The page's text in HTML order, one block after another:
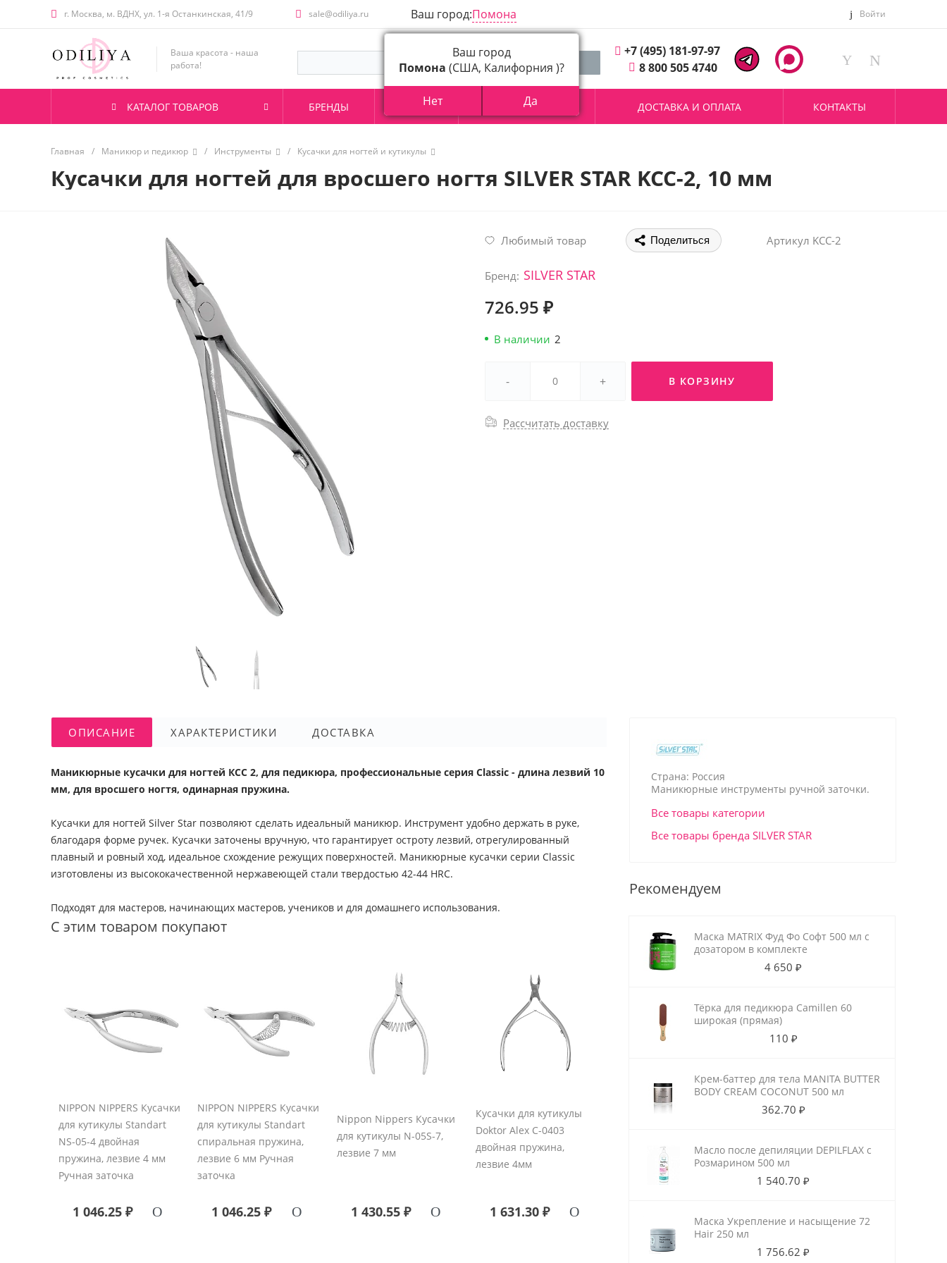
г. Москва, м. ВДНХ, ул. 1-я Останкинская, 41/9 sale@odiliya.ru Ваш город:Помона Войти
Ваша красота - наша
работа!
+7 (495) 181-97-97
8 800 505 4740
КАТАЛОГ ТОВАРОВ БРЕНДЫ АКЦИИ О КОМПАНИИ ДОСТАВКА И ОПЛАТА КОНТАКТЫ
Главная / Маникюр и педикюр / Инструменты / Кусачки для ногтей и кутикулы
Кусачки для ногтей для вросшего ногтя SILVER STAR KCC-2, 10 мм
Любимый товар Поделиться Артикул KCC-2
Бренд: SILVER STAR
726.95 ₽
В наличии 2
- + В КОРЗИНУ
Рассчитать доставку
ОПИСАНИЕ ХАРАКТЕРИСТИКИ ДОСТАВКА
Маникюрные кусачки для ногтей КСС 2, для педикюра, профессиональные серия Classic - длина лезвий 10
мм, для вросшего ногтя, одинарная пружина.
Кусачки для ногтей Silver Star позволяют сделать идеальный маникюр. Инструмент удобно держать в руке,
благодаря форме ручек. Кусачки заточены вручную, что гарантирует остроту лезвий, отрегулированный
плавный и ровный ход, идеальное схождение режущих поверхностей. Маникюрные кусачки серии Classic
изготовлены из высококачественной нержавеющей стали твердостью 42-44 HRC.
Подходят для мастеров, начинающих мастеров, учеников и для домашнего использования.
С этим товаром покупают
NIPPON NIPPERS Кусачки
для кутикулы Standart
NS-05-4 двойная
пружина, лезвие 4 мм
Ручная заточка
1 046.25 ₽
NIPPON NIPPERS Кусачки
для кутикулы Standart
спиральная пружина,
лезвие 6 мм Ручная
заточка
1 046.25 ₽
Nippon Nippers Кусачки
для кутикулы N-05S-7,
лезвие 7 мм
1 430.55 ₽
Кусачки для кутикулы
Doktor Alex С-0403
двойная пружина,
лезвие 4мм
1 631.30 ₽
Страна: Россия
Маникюрные инструменты ручной заточки.
Все товары категории
Все товары бренда SILVER STAR
Рекомендуем
Маска MATRIX Фуд Фо Софт 500 мл с
дозатором в комплекте
4 650 ₽
Тёрка для педикюра Camillen 60
широкая (прямая)
110 ₽
Крем-баттер для тела MANITA BUTTER
BODY CREAM COCONUT 500 мл
362.70 ₽
Масло после депиляции DEPILFLAX с
Розмарином 500 мл
1 540.70 ₽
Маска Укрепление и насыщение 72
Hair 250 мл
1 756.62 ₽
Ваш город
Помона (США, Калифорния )?
Нет Да